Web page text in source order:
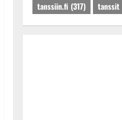
tanssiin.fi (317) tanssit